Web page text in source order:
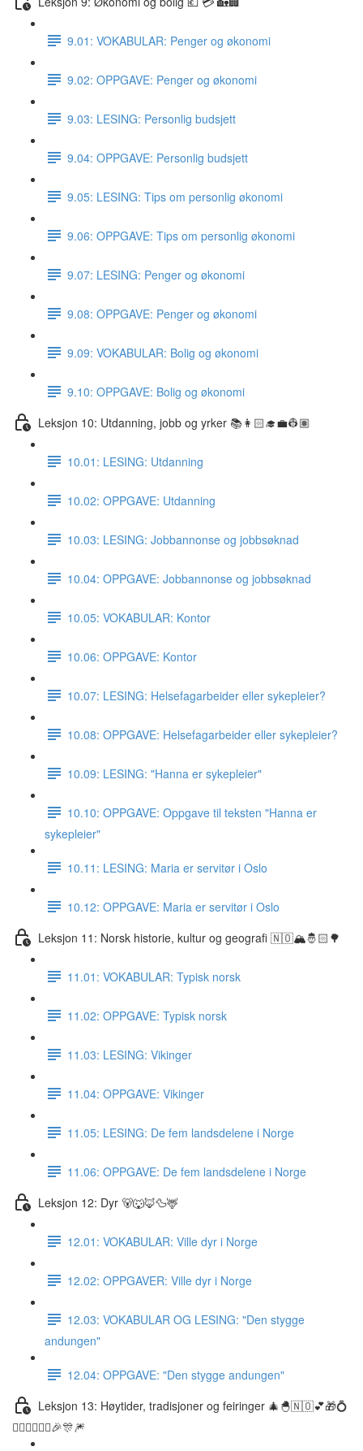
9.01: VOKABULAR: Penger og økonomi
9.02: OPPGAVE: Penger og økonomi
9.03: LESING: Personlig budsjett
9.04: OPPGAVE: Personlig budsjett
9.05: LESING: Tips om personlig økonomi
9.06: OPPGAVE: Tips om personlig økonomi
9.07: LESING: Penger og økonomi
9.08: OPPGAVE: Penger og økonomi
9.09: VOKABULAR: Bolig og økonomi
9.10: OPPGAVE: Bolig og økonomi
Leksjon 10: Utdanning, jobb og yrker 📚👩🏻‍🎓💼👷🏽
10.01: LESING: Utdanning
10.02: OPPGAVE: Utdanning
10.03: LESING: Jobbannonse og jobbsøknad
10.04: OPPGAVE: Jobbannonse og jobbsøknad
10.05: VOKABULAR: Kontor
10.06: OPPGAVE: Kontor
10.07: LESING: Helsefagarbeider eller sykepleier?
10.08: OPPGAVE: Helsefagarbeider eller sykepleier?
10.09: LESING: "Hanna er sykepleier"
10.10: OPPGAVE: Oppgave til teksten "Hanna er
sykepleier"
10.11: LESING: Maria er servitør i Oslo
10.12: OPPGAVE: Maria er servitør i Oslo
Leksjon 11: Norsk historie, kultur og geografi 🇳🇴🏔🤴🏻🌳
11.01: VOKABULAR: Typisk norsk
11.02: OPPGAVE: Typisk norsk
11.03: LESING: Vikinger
11.04: OPPGAVE: Vikinger
11.05: LESING: De fem landsdelene i Norge
11.06: OPPGAVE: De fem landsdelene i Norge
Leksjon 12: Dyr 🐻🐺🦊🦆🦌
12.01: VOKABULAR: Ville dyr i Norge
12.02: OPPGAVER: Ville dyr i Norge
12.03: VOKABULAR OG LESING: "Den stygge
andungen"
12.04: OPPGAVE: "Den stygge andungen"
Leksjon 13: Høytider, tradisjoner og feiringer 🎄🐣🇳🇴💕🎁💍
👰🏼‍♀️🤵🏽‍♂️🎉🎊🎆